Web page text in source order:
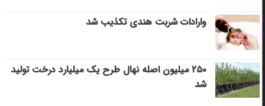
وارادات شربت هندی تکذیب شد
۲۵۰ میلیون اصله نهال طرح یک میلیارد درخت تولید
شد